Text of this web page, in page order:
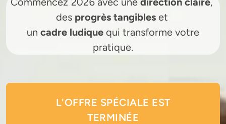
des progrès tangibleset
un cadre ludique qui transforme votre
pratique.
L'OFFRE SPÉCIALE EST
TERMINÉE